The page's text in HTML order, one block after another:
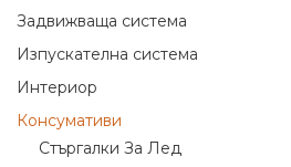
Задвижваща система
Изпускателна система
Интериор
Консумативи
Cтъргалки За Лeд